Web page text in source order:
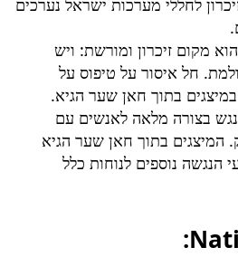
ביום הזיכרון לחללי מערכות ישראל נערכים
מקום זיכרון ומורשת: ויש
חל איסור על טיפוס על
בתוך חאן שער הגיא.
בצורה מלאה לאנשים עם
המיצגים בתוך חאן שער הגיא
הנגשה נוספים לנוחות כלל